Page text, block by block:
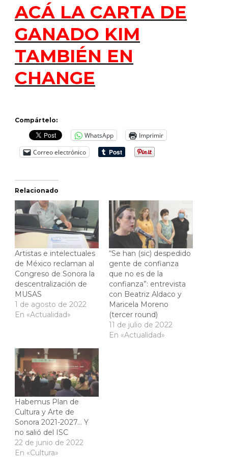
ACÁ LA CARTA DE
GANADO KIM
TAMBIÉN EN
CHANGE
Compártelo:
WhatsApp
Imprimir
Correo electrónico
Relacionado
Artistas e intelectuales
de México reclaman al
Congreso de Sonora la
descentralización de
MUSAS
1 de agosto de 2022
En «Actualidad»
“Se han (sic) despedido
gente de confianza
que no es de la
confianza”: entrevista
con Beatriz Aldaco y
Maricela Moreno
(tercer round)
11 de julio de 2022
En «Actualidad»
Habemus Plan de
Cultura y Arte de
Sonora 2021-2027… Y
no salió del ISC
22 de junio de 2022
En «Cultura»